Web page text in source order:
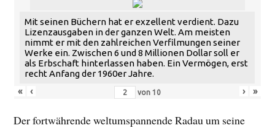
Mit seinen Büchern hat er exzellent verdient. Dazu
Lizenzausgaben in der ganzen Welt. Am meisten
nimmt er mit den zahlreichen Verfilmungen seiner
Werke ein. Zwischen 6 und 8 Millionen Dollar soll er
als Erbschaft hinterlassen haben. Ein Vermögen, erst
recht Anfang der 1960er Jahre.
«
‹ von 10 › »
Der fortwährende weltumspannende Radau um seine